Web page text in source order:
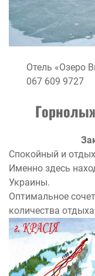
Отель «Озеро
067 609 9727
Спокойный и
Именно здесь
Украины.
Оптимальное
количества